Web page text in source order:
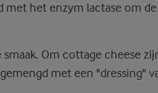
met het enzym lactase om
Om cottage cheese
met een "dressing"